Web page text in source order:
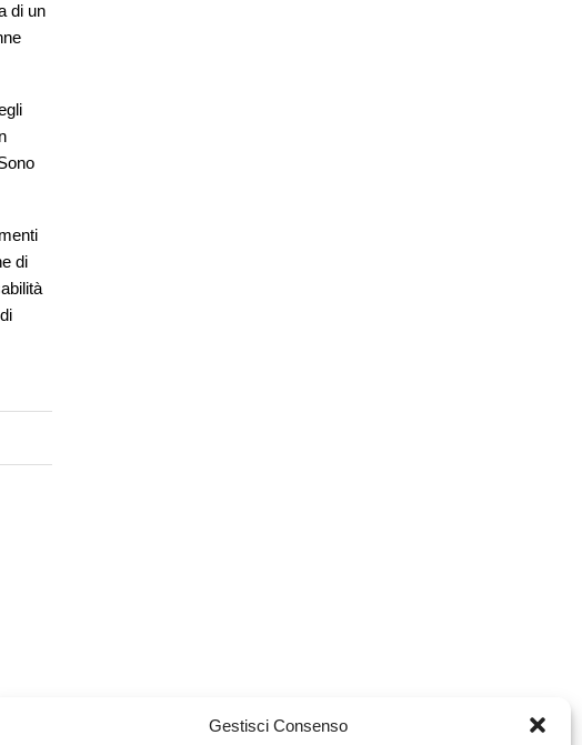
Gestisci Consenso
di un
di